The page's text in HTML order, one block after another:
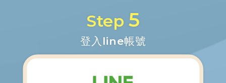
Step 5
登入line帳號